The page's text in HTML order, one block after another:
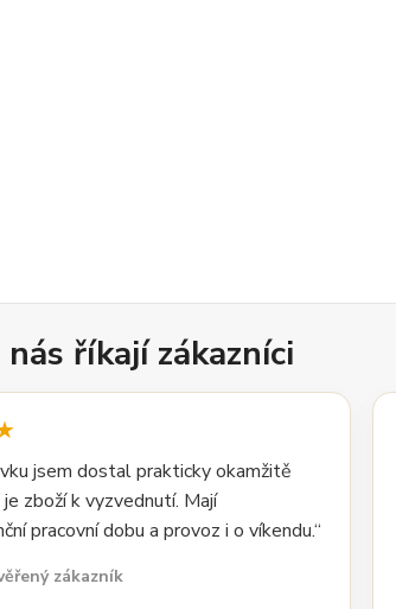
nás říkají zákazníci
jsem dostal prakticky okamžitě
zboží k vyzvednutí. Mají
pracovní dobu a provoz i o víkendu.“
zákazník